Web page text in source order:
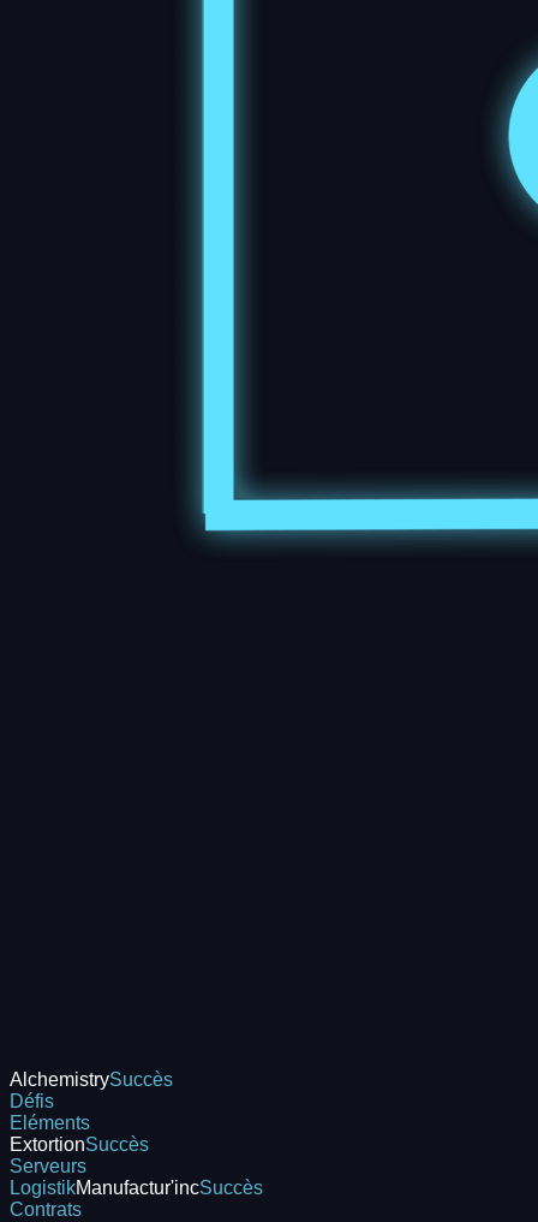
AlchemistrySuccès
Défis
Eléments
ExtortionSuccès
Serveurs
LogistikManufactur'incSuccès
Contrats